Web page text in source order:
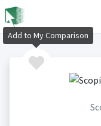
Add to My Comparison